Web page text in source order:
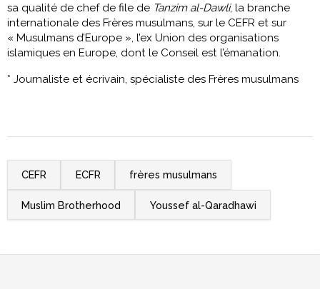
sa qualité de chef de file de Tanzim al-Dawli, la branche
internationale des Frères musulmans, sur le CEFR et sur
« Musulmans d’Europe », l’ex Union des organisations
islamiques en Europe, dont le Conseil est l’émanation.
* Journaliste et écrivain, spécialiste des Frères musulmans
CEFR ECFR frères musulmans
Muslim Brotherhood Youssef al-Qaradhawi